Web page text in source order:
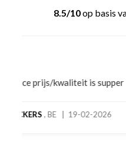
8.5/10op basis
Bestelling gedaan
product! Telefonisch
bestelling al
oog merkt voor echte